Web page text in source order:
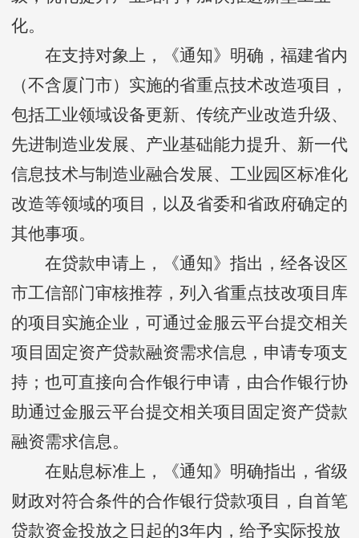
化。
在支持对象上，《通知》明确，福建省内
（不含厦门市）实施的省重点技术改造项目，
包括工业领域设备更新、传统产业改造升级、
先进制造业发展、产业基础能力提升、新一代
信息技术与制造业融合发展、工业园区标准化
改造等领域的项目，以及省委和省政府确定的
其他事项。
在贷款申请上，《通知》指出，经各设区
市工信部门审核推荐，列入省重点技改项目库
的项目实施企业，可通过金服云平台提交相关
项目固定资产贷款融资需求信息，申请专项支
持；也可直接向合作银行申请，由合作银行协
助通过金服云平台提交相关项目固定资产贷款
融资需求信息。
在贴息标准上，《通知》明确指出，省级
财政对符合条件的合作银行贷款项目，自首笔
贷款资金投放之日起的3年内，给予实际投放